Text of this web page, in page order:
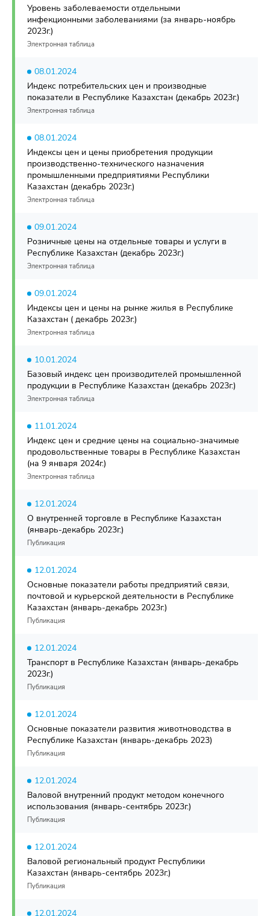
Уровень заболеваемости отдельными
инфекционными заболеваниями (за январь-ноябрь
2023г.)
Электронная таблица
08.01.2024
Индекс потребительских цен и производные
показатели в Республике Казахстан (декабрь 2023г.)
Электронная таблица
08.01.2024
Индексы цен и цены приобретения продукции
производственно-технического назначения
промышленными предприятиями Республики
Казахстан (декабрь 2023г.)
Электронная таблица
09.01.2024
Розничные цены на отдельные товары и услуги в
Республике Казахстан (декабрь 2023г.)
Электронная таблица
09.01.2024
Индексы цен и цены на рынке жилья в Республике
Казахстан ( декабрь 2023г.)
Электронная таблица
10.01.2024
Базовый индекс цен производителей промышленной
продукции в Республике Казахстан (декабрь 2023г.)
Электронная таблица
11.01.2024
Индекс цен и средние цены на социально-значимые
продовольственные товары в Республике Казахстан
(на 9 января 2024г.)
Электронная таблица
12.01.2024
О внутренней торговле в Республике Казахстан
(январь-декабрь 2023г.)
Публикация
12.01.2024
Основные показатели работы предприятий связи,
почтовой и курьерской деятельности в Республике
Казахстан (январь-декабрь 2023г.)
Публикация
12.01.2024
Транспорт в Республике Казахстан (январь-декабрь
2023г.)
Публикация
12.01.2024
Основные показатели развития животноводства в
Республике Казахстан (январь-декабрь 2023)
Публикация
12.01.2024
Валовой внутренний продукт методом конечного
использования (январь-сентябрь 2023г.)
Публикация
12.01.2024
Валовой региональный продукт Республики
Казахстан (январь-сентябрь 2023г.)
Публикация
12.01.2024